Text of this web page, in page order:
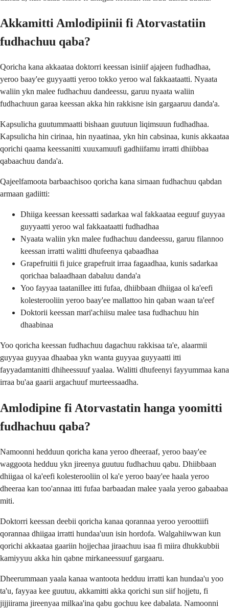
Akkamitti Amlodipiinii fi Atorvastatiin
fudhachuu qaba?
Qoricha kana akkaataa doktorri keessan isiniif ajajeen fudhadhaa,
yeroo baay'ee guyyaatti yeroo tokko yeroo wal fakkaataatti. Nyaata
waliin ykn malee fudhachuu dandeessu, garuu nyaata waliin
fudhachuun garaa keessan akka hin rakkisne isin gargaaruu danda'a.
Kapsulicha guutummaatti bishaan guutuun liqimsuun fudhadhaa.
Kapsulicha hin cirinaa, hin nyaatinaa, ykn hin cabsinaa, kunis akkaataa
qorichi qaama keessanitti xuuxamuufi gadhiifamu irratti dhiibbaa
qabaachuu danda'a.
Qajeelfamoota barbaachisoo qoricha kana sirnaan fudhachuu qabdan
armaan gadiitti:
Dhiiga keessan keessatti sadarkaa wal fakkaataa eeguuf guyyaa
guyyaatti yeroo wal fakkaataatti fudhadhaa
Nyaata waliin ykn malee fudhachuu dandeessu, garuu filannoo
keessan irratti walitti dhufeenya qabaadhaa
Grapefruitii fi juice grapefruit irraa fagaadhaa, kunis sadarkaa
qorichaa balaadhaan dabaluu danda'a
Yoo fayyaa taatanillee itti fufaa, dhiibbaan dhiigaa ol ka'eefi
kolesterooliin yeroo baay'ee mallattoo hin qaban waan ta'eef
Doktorii keessan mari'achiisu malee tasa fudhachuu hin
dhaabinaa
Yoo qoricha keessan fudhachuu dagachuu rakkisaa ta'e, alaarmii
guyyaa guyyaa dhaabaa ykn wanta guyyaa guyyaatti itti
fayyadamtanitti dhiheessuuf yaalaa. Walitti dhufeenyi fayyummaa kana
irraa bu'aa gaarii argachuuf murteessaadha.
Amlodipine fi Atorvastatin hanga yoomitti
fudhachuu qaba?
Namoonni hedduun qoricha kana yeroo dheeraaf, yeroo baay'ee
waggoota hedduu ykn jireenya guutuu fudhachuu qabu. Dhiibbaan
dhiigaa ol ka'eefi kolesterooliin ol ka'e yeroo baay'ee haala yeroo
dheeraa kan too'annaa itti fufaa barbaadan malee yaala yeroo gabaabaa
miti.
Doktorri keessan deebii qoricha kanaa qorannaa yeroo yeroottiifi
qorannaa dhiigaa irratti hundaa'uun isin hordofa. Walgahiiwwan kun
qorichi akkaataa gaariin hojjechaa jiraachuu isaa fi miira dhukkubbii
kamiyyuu akka hin qabne mirkaneessuuf gargaaru.
Dheerummaan yaala kanaa wantoota hedduu irratti kan hundaa'u yoo
ta'u, fayyaa kee guutuu, akkamitti akka qorichi sun siif hojjetu, fi
jijjiirama jireenyaa milkaa'ina qabu gochuu kee dabalata. Namoonni